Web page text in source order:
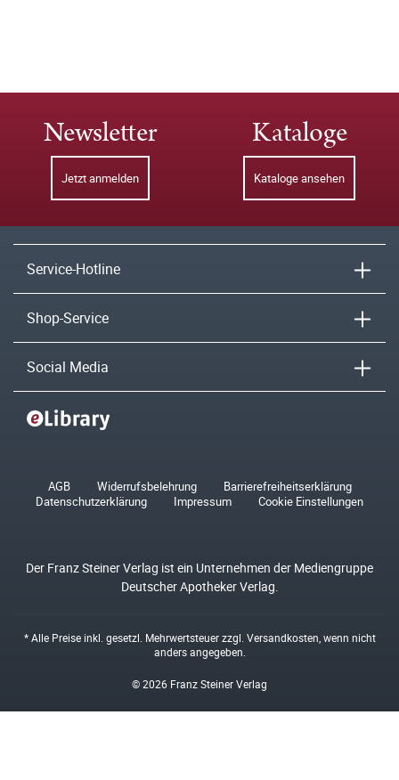
Newsletter
Jetzt anmelden
Kataloge
Kataloge ansehen
Service-Hotline
Shop-Service
Social Media
AGB Widerrufsbelehrung
Barrierefreiheitserklärung
Datenschutzerklärung
Impressum Cookie Einstellungen
Der Franz Steiner Verlag ist ein Unternehmen der Mediengruppe
Deutscher Apotheker Verlag.
* Alle Preise inkl. gesetzl. Mehrwertsteuer zzgl. Versandkosten , wenn nicht
anders angegeben.
© 2026 Franz Steiner Verlag